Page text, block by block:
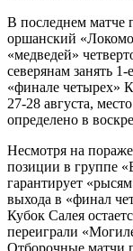
В последнем матче
оршанский
«медведей»
северянам занять
«финале четырех»
27-28 августа,
определено в
Несмотря на
позиции в группе
гарантирует
выхода в «финал
Кубок Салея
переиграли
Отборочные матчи